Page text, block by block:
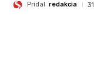
Pridal redakcia